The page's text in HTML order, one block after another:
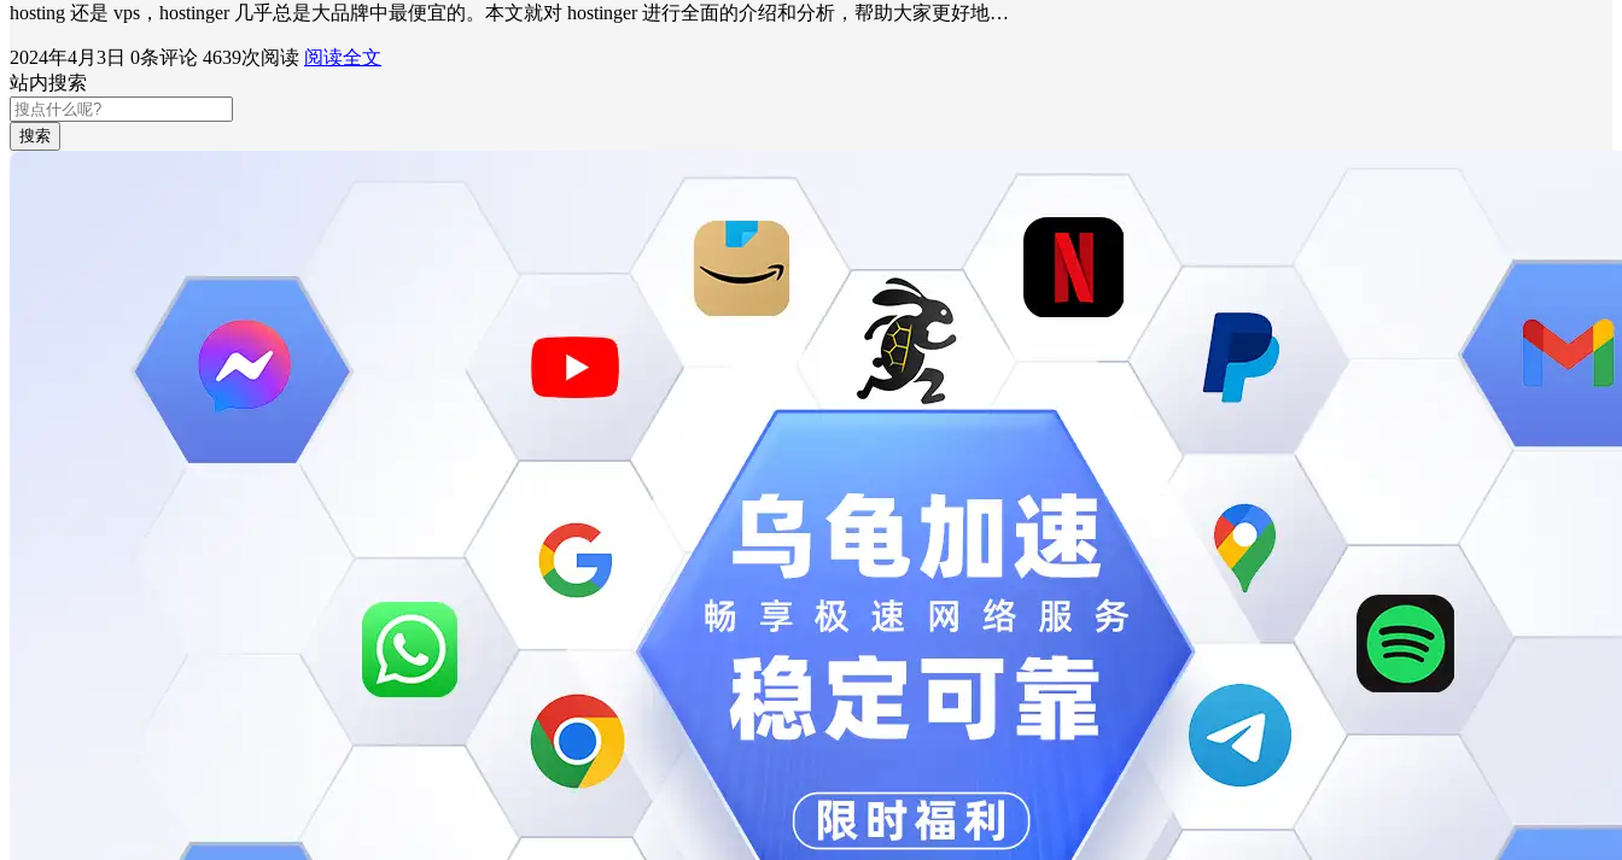
hosting 还是 vps，hostinger 几乎总是大品牌中最便宜的。本文就对 hostinger 进行全面的介绍和分析，帮助大家更好地…
2024年4月3日 0条评论 4639次阅读 阅读全文
站内搜索
搜索